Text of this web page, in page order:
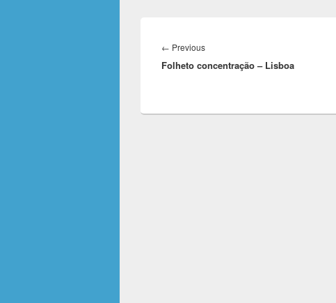
de
artigos
← PreviousPrevious
post:
Folheto concentração – Lisboa